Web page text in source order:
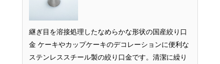
継ぎ目を溶接処理したなめらかな形状の国産絞り口
金 ケーキやカップケーキのデコレーションに便利な
ステンレススチール製の絞り口金です。清潔に繰り